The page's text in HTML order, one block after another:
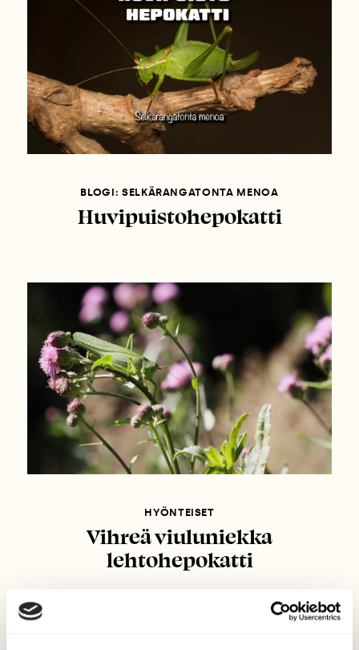
BLOGI: SELKÄRANGATONTA MENOA
Huvipuistohepokatti
HYÖNTEISET
Vihreä viuluniekka
lehtohepokatti